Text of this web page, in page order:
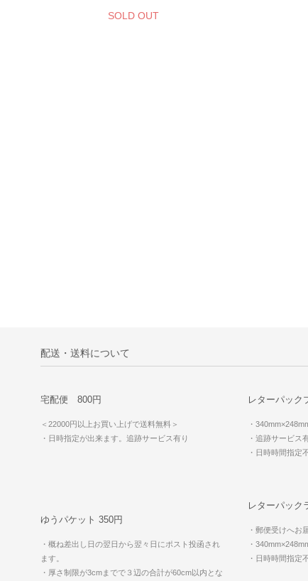
SOLD OUT
配送・送料について
宅配便 800円
＜22000円以上お買い上げで送料無料＞
・日時指定が出来ます。追跡サービス有り
レターパッ
・
・追跡サービス
・日時時間指定
レターパッ
・郵便受けへお
・
・日時時間指定
ゆうパケット 350円
・概ね差出し日の翌日から翌々日にポスト投函され
ます。
・厚さ制限が3cmまでで３辺の合計が60cm以内とな